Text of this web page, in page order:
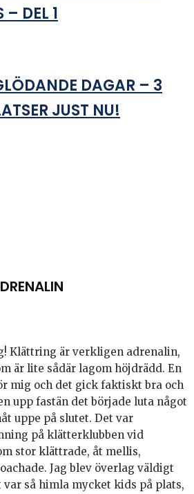
– DEL 1
DAGAR – 3
JUST NU!
Klättring är verkligen adrenalin,
är lite sådär lagom höjdrädd. En
mig och det gick faktiskt bra och
upp fastän det började luta något
uppe på slutet. Det var
på klätterklubben vid
stor klättrade, åt mellis,
Jag blev överlag väldigt
så himla mycket kids på plats,